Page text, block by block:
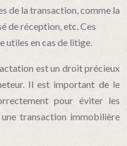
de la transaction, comme la
de réception, etc. Ces
utiles en cas de litige.
est un droit précieux
Il est important de le
pour éviter les
transaction immobilière